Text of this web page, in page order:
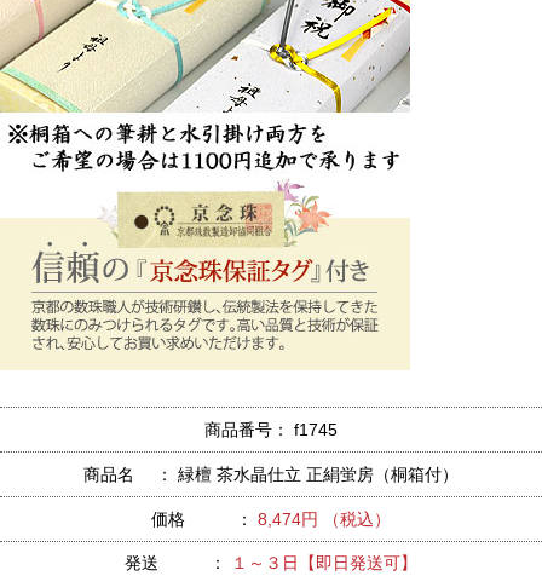
商品番号： f1745
商品名 ： 緑檀 茶水晶仕立 正絹蛍房（桐箱付）
価格 ： 8,474円 （税込）
発送 ： １～３日【即日発送可】